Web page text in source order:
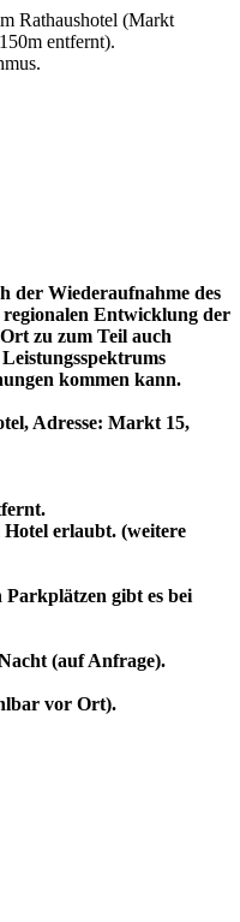
Rathaushotel (Markt
entfernt).
der Wiederaufnahme des
Entwicklung der
zu zum Teil auch
kommen kann.
Adresse: Markt 15,
erlaubt. (weitere
gibt es bei
(auf Anfrage).
vor Ort).